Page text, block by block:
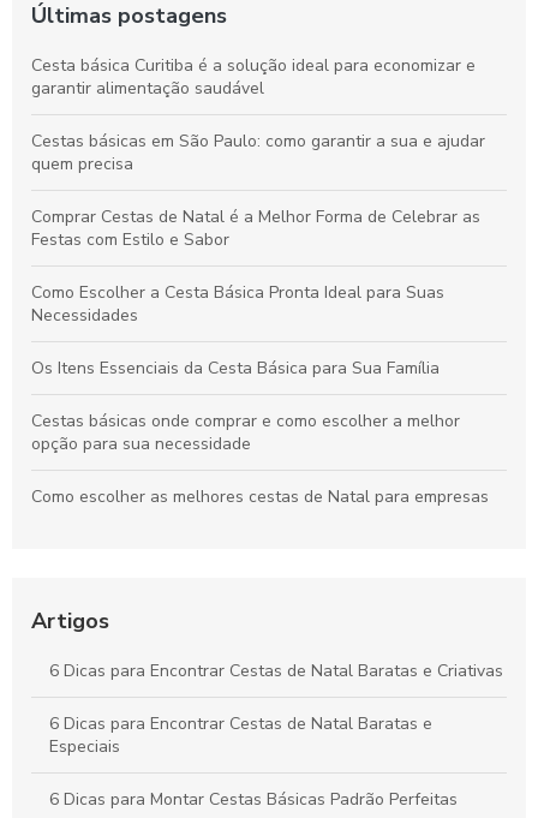
Últimas postagens
Cesta básica Curitiba é a solução ideal para economizar e
garantir alimentação saudável
Cestas básicas em São Paulo: como garantir a sua e ajudar
quem precisa
Comprar Cestas de Natal é a Melhor Forma de Celebrar as
Festas com Estilo e Sabor
Como Escolher a Cesta Básica Pronta Ideal para Suas
Necessidades
Os Itens Essenciais da Cesta Básica para Sua Família
Cestas básicas onde comprar e como escolher a melhor
opção para sua necessidade
Como escolher as melhores cestas de Natal para empresas
Como Comprar Cestas Básicas Online com Segurança e
Cestas básicas SP como escolha ideal para a sua
alimentação
Artigos
6 Dicas para Encontrar Cestas de Natal Baratas e Criativas
6 Dicas para Encontrar Cestas de Natal Baratas e
Especiais
6 Dicas para Montar Cestas Básicas Padrão Perfeitas